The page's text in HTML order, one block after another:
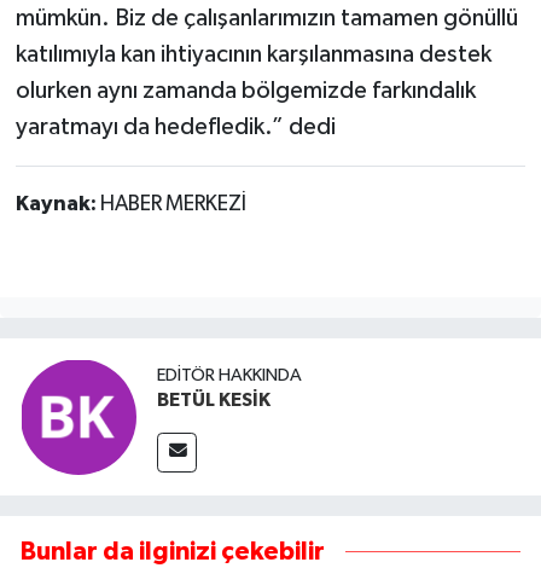
mümkün. Biz de çalışanlarımızın tamamen gönüllü
katılımıyla kan ihtiyacının karşılanmasına destek
olurken aynı zamanda bölgemizde farkındalık
yaratmayı da hedefledik.” dedi
Kaynak: HABER MERKEZİ
EDITÖR HAKKINDA
BETÜL KESİK
Bunlar da ilginizi çekebilir